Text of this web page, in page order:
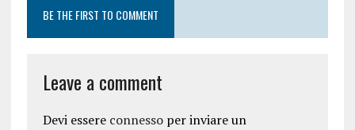
BE THE FIRST TO COMMENT
Leave a comment
Devi essere connessoper inviare un